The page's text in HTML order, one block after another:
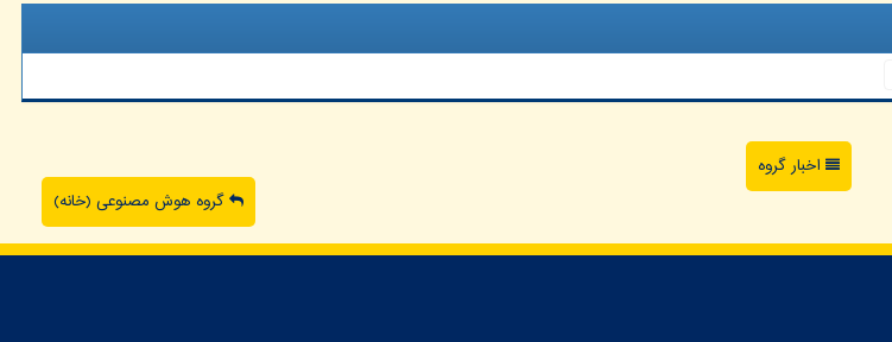
اخبار گروه
گروه هوش مصنوعی (خانه)